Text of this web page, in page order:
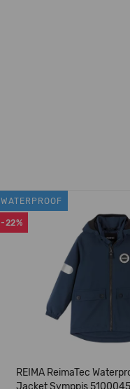
-22%
WATERPROOF
REIMA ReimaTec
Jacket Symppis